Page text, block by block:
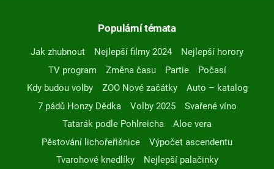
Populární témata
Jak zhubnout Nejlepší filmy 2024
Nejlepší horory
TV program
Změna času Partie
Počasí
Kdy budou volby
ZOO Nové začátky
Auto – katalog
7 pádů Honzy Dědka
Volby 2025
Svařené víno
Tatarák podle Pohlreicha
Aloe vera
Pěstování lichořeřišnice
Výpočet ascendentu
Tvarohové knedlíky
Nejlepší palačinky